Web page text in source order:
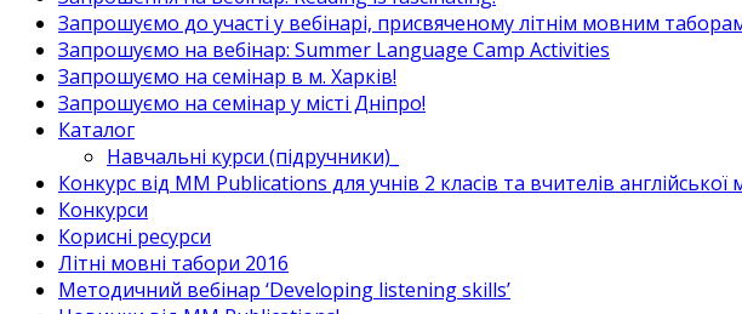
Запрошуємо до участі у вебінарі, присвяченому літнім мовним
Запрошуємо на вебінар: Summer Language Camp Activities
Запрошуємо на семінар в м. Харків!
Запрошуємо на семінар у місті Дніпро!
Каталог
Навчальні курси (підручники)_
Конкурс від MM Publications для учнів 2 класів та вчителів англійської
Конкурси
Корисні ресурси
Літні мовні табори 2016
Методичний вебінар ‘Developing listening skills’